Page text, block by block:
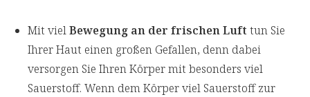
Mit vielBewegung an der frischen Luft tun Sie
Ihrer Haut einen großen Gefallen, denn dabei
versorgen Sie Ihren Körper mit besonders viel
Sauerstoff. Wenn dem Körper viel Sauerstoff zur